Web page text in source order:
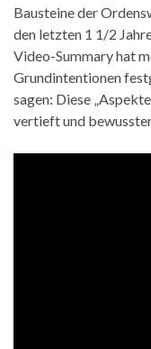
Bausteine der
den letzten 1 1/2
Video-Summary hat
Grundintentionen
sagen: Diese
vertieft und